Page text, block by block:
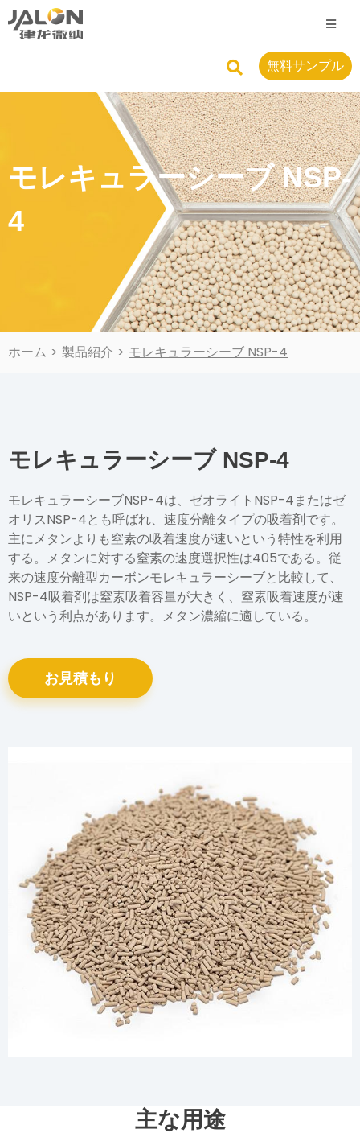
無料サンプル
モレキュラーシーブ NSP-
4
ホーム > 製品紹介 > モレキュラーシーブ NSP-4
モレキュラーシーブ NSP-4
モレキュラーシーブNSP-4は、ゼオライトNSP-4またはゼ
オリスNSP-4とも呼ばれ、速度分離タイプの吸着剤です。
主にメタンよりも窒素の吸着速度が速いという特性を利用
する。メタンに対する窒素の速度選択性は405である。従
来の速度分離型カーボンモレキュラーシーブと比較して、
NSP-4吸着剤は窒素吸着容量が大きく、窒素吸着速度が速
いという利点があります。メタン濃縮に適している。
お見積もり
主な用途